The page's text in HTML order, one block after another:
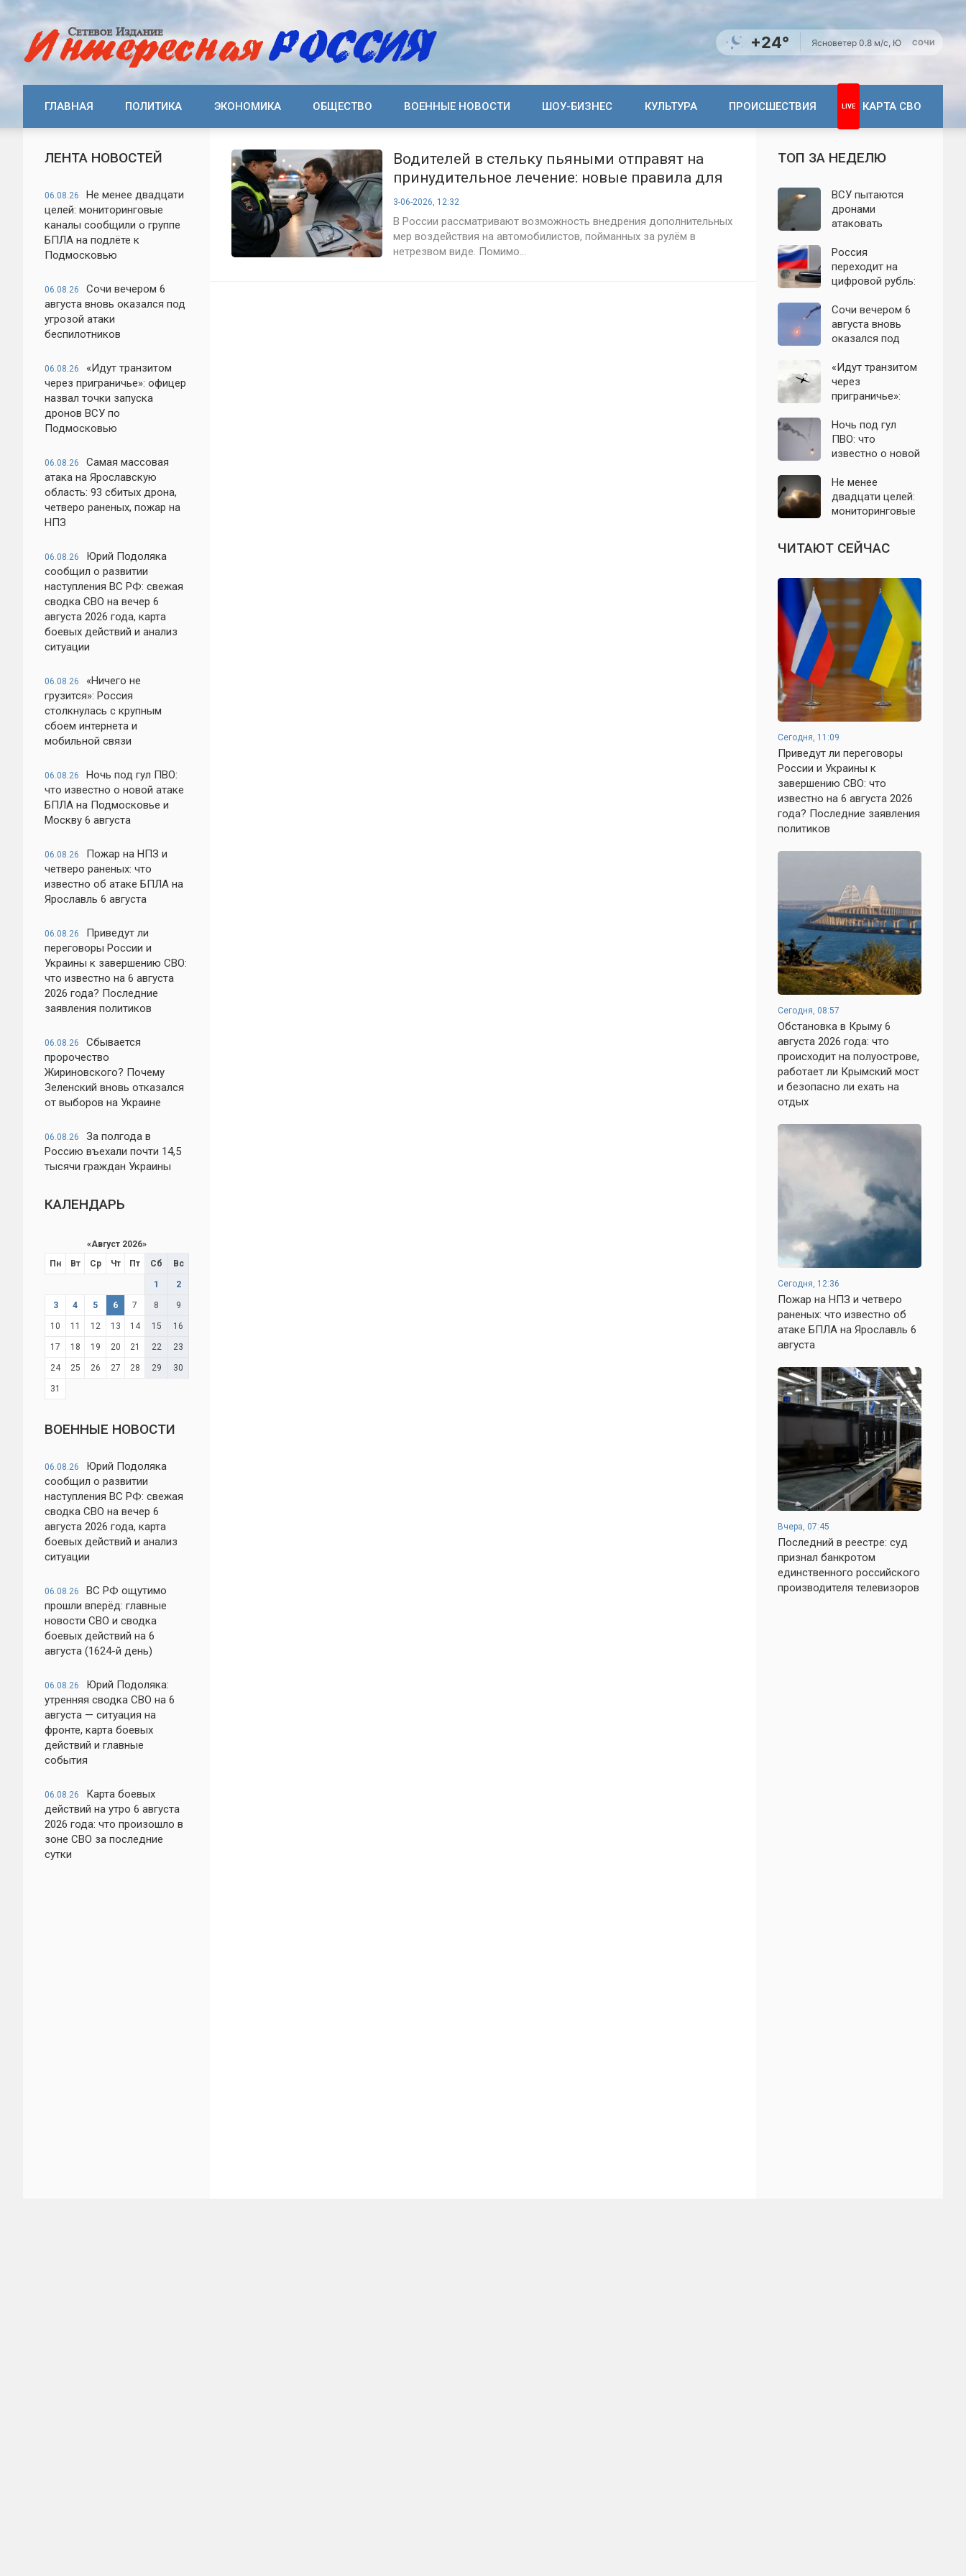
+24° Ясноветер 0.8 м/с, Ю СОЧИ
ГЛАВНАЯ ПОЛИТИКА ЭКОНОМИКА ОБЩЕСТВО ВОЕННЫЕ НОВОСТИ ШОУ-БИЗНЕС КУЛЬТУРА ПРОИСШЕСТВИЯ КАРТА СВО
ЛЕНТА НОВОСТЕЙ
06.08.26
Не менее двадцати
целей: мониторинговые
каналы сообщили о группе
БПЛА на подлёте к
Подмосковью
06.08.26
Сочи вечером 6
августа вновь оказался под
угрозой атаки
беспилотников
06.08.26
«Идут транзитом
через приграничье»: офицер
назвал точки запуска
дронов ВСУ по
Подмосковью
06.08.26
Самая массовая
атака на Ярославскую
область: 93 сбитых дрона,
четверо раненых, пожар на
НПЗ
06.08.26
Юрий Подоляка
сообщил о развитии
наступления ВС РФ: свежая
сводка СВО на вечер 6
августа 2026 года, карта
боевых действий и анализ
ситуации
06.08.26
«Ничего не
грузится»: Россия
столкнулась с крупным
сбоем интернета и
мобильной связи
06.08.26
Ночь под гул ПВО:
что известно о новой атаке
БПЛА на Подмосковье и
Москву 6 августа
06.08.26
Пожар на НПЗ и
четверо раненых: что
известно об атаке БПЛА на
Ярославль 6 августа
06.08.26
Приведут ли
переговоры России и
Украины к завершению СВО:
что известно на 6 августа
2026 года? Последние
заявления политиков
06.08.26
Сбывается
пророчество
Жириновского? Почему
Зеленский вновь отказался
от выборов на Украине
06.08.26
За полгода в
Россию въехали почти 14,5
тысячи граждан Украины
КАЛЕНДАРЬ
«Август 2026»
Пн
Вт Ср Чт Пт Сб Вс
1 2
3 4 5 6 7 8 9
10 11 12 13 14 15 16
17 18 19 20 21 22 23
24 25 26 27 28 29 30
31
ВОЕННЫЕ НОВОСТИ
06.08.26
Юрий Подоляка
сообщил о развитии
наступления ВС РФ: свежая
сводка СВО на вечер 6
августа 2026 года, карта
боевых действий и анализ
ситуации
06.08.26
ВС РФ ощутимо
прошли вперёд: главные
новости СВО и сводка
боевых действий на 6
августа (1624-й день)
06.08.26
Юрий Подоляка:
утренняя сводка СВО на 6
августа — ситуация на
фронте, карта боевых
действий и главные
события
06.08.26
Карта боевых
действий на утро 6 августа
2026 года: что произошло в
зоне СВО за последние
сутки
Водителей в стельку пьяными отправят на
принудительное лечение: новые правила для
нарушителей
3-06-2026, 12:32
В России рассматривают возможность внедрения дополнительных
мер воздействия на автомобилистов, пойманных за рулём в
нетрезвом виде. Помимо...
ТОП ЗА НЕДЕЛЮ
ВСУ пытаются
дронами
атаковать
Крыма: свежие
подробности
налёта на
06.08.2026
Россия
переходит на
цифровой рубль:
систему сравнили
с моделью СССР
Сочи вечером 6
августа вновь
оказался под
беспилотников
«Идут транзитом
через
приграничье»:
точки запуска
дронов ВСУ по
Подмосковью
Ночь под гул
ПВО: что
известно о новой
Подмосковье и
Москву 6 августа
Не менее
двадцати целей:
мониторинговые
сообщили о
группе БПЛА на
Подмосковью
ЧИТАЮТ СЕЙЧАС
Сегодня, 11:09
Приведут ли переговоры
России и Украины к
завершению СВО: что
известно на 6 августа 2026
года? Последние заявления
политиков
Сегодня, 08:57
Обстановка в Крыму 6
августа 2026 года: что
происходит на полуострове,
работает ли Крымский мост
и безопасно ли ехать на
отдых
Сегодня, 12:36
Пожар на НПЗ и четверо
раненых: что известно об
атаке БПЛА на Ярославль 6
августа
Вчера, 07:45
Последний в реестре: суд
признал банкротом
единственного российского
производителя телевизоров